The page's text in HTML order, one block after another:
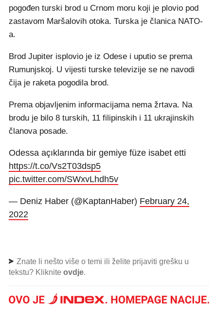
pogođen turski brod u Crnom moru koji je plovio pod
zastavom Maršalovih otoka. Turska je članica NATO-
a.
Brod Jupiter isplovio je iz Odese i uputio se prema
Rumunjskoj. U vijesti turske televizije se ne navodi
čija je raketa pogodila brod.
Prema objavljenim informacijama nema žrtava. Na
brodu je bilo 8 turskih, 11 filipinskih i 11 ukrajinskih
članova posade.
Odessa açıklarında bir gemiye füze isabet etti
https://t.co/Vs2T03dsp5
pic.twitter.com/SWxvLhdh5v
— Deniz Haber (@KaptanHaber) February 24,
2022
Znate li nešto više o temi ili želite prijaviti grešku u
tekstu? Kliknite ovdje.